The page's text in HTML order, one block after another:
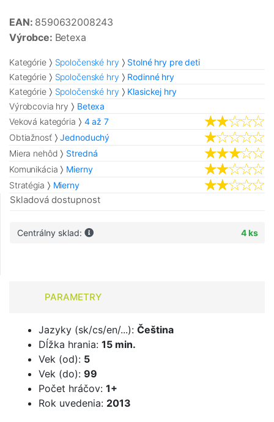
EAN: 8590632008243
Výrobce: Betexa
Kategórie Spoločenské hry
Stolné hry pre deti
Kategórie
Spoločenské hry
Rodinné hry
Kategórie
Spoločenské hry
Klasickej hry
Výrobcovia hry
Betexa
Veková kategória
4 až 7
Obtiažnosť
Jednoduchý
Miera nehôd
Stredná
Komunikácia
Mierny
Stratégia
Mierny
Skladová dostupnost
Centrálny sklad: 4 ks
PARAMETRY
Jazyky (sk/cs/en/...): Čeština
Dĺžka hrania: 15 min.
Vek (od): 5
Vek (do): 99
Počet hráčov: 1+
Rok uvedenia: 2013